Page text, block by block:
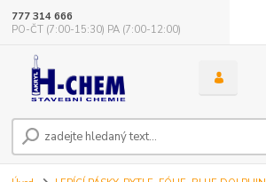
777 314 666
PO-ČT (7:00-15:30) PA (7:00-12:00)